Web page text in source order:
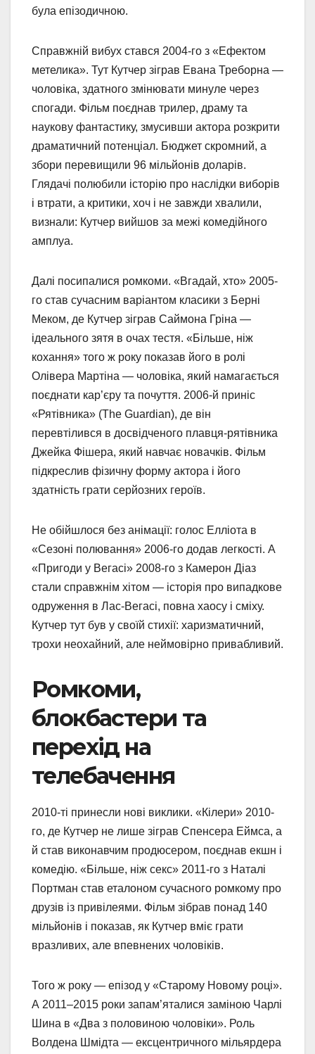
була епізодичною.
Справжній вибух стався 2004-го з «Ефектом
метелика». Тут Кутчер зіграв Евана Треборна —
чоловіка, здатного змінювати минуле через
спогади. Фільм поєднав трилер, драму та
наукову фантастику, змусивши актора розкрити
драматичний потенціал. Бюджет скромний, а
збори перевищили 96 мільйонів доларів.
Глядачі полюбили історію про наслідки виборів
і втрати, а критики, хоч і не завжди хвалили,
визнали: Кутчер вийшов за межі комедійного
амплуа.
Далі посипалися ромкоми. «Вгадай, хто» 2005-
го став сучасним варіантом класики з Берні
Меком, де Кутчер зіграв Саймона Гріна —
ідеального зятя в очах тестя. «Більше, ніж
кохання» того ж року показав його в ролі
Олівера Мартіна — чоловіка, який намагається
поєднати кар’єру та почуття. 2006-й приніс
«Рятівника» (The Guardian), де він
перевтілився в досвідченого плавця-рятівника
Джейка Фішера, який навчає новачків. Фільм
підкреслив фізичну форму актора і його
здатність грати серйозних героїв.
Не обійшлося без анімації: голос Елліота в
«Сезоні полювання» 2006-го додав легкості. А
«Пригоди у Вегасі» 2008-го з Камерон Діаз
стали справжнім хітом — історія про випадкове
одруження в Лас-Вегасі, повна хаосу і сміху.
Кутчер тут був у своїй стихії: харизматичний,
трохи неохайний, але неймовірно привабливий.
Ромкоми,
блокбастери та
перехід на
телебачення
2010-ті принесли нові виклики. «Кілери» 2010-
го, де Кутчер не лише зіграв Спенсера Еймса, а
й став виконавчим продюсером, поєднав екшн і
комедію. «Більше, ніж секс» 2011-го з Наталі
Портман став еталоном сучасного ромкому про
друзів із привілеями. Фільм зібрав понад 140
мільйонів і показав, як Кутчер вміє грати
вразливих, але впевнених чоловіків.
Того ж року — епізод у «Старому Новому році».
А 2011–2015 роки запам’яталися заміною Чарлі
Шина в «Два з половиною чоловіки». Роль
Волдена Шмідта — ексцентричного мільярдера